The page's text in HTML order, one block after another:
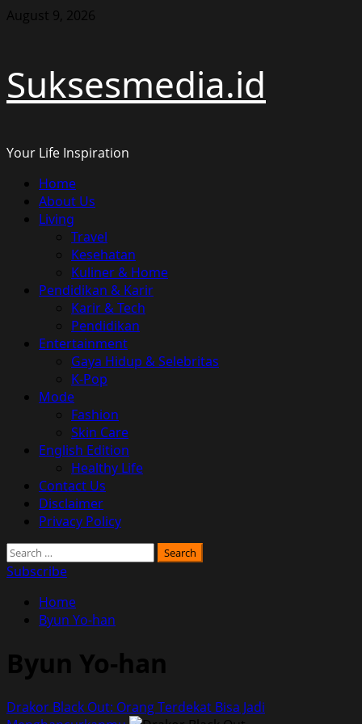
Skip
August 9, 2026
Suksesmedia.id
Your Life Inspiration
Primary
Menu
Home
About Us
Living
Travel
Kesehatan
Kuliner & Home
Pendidikan & Karir
Karir & Tech
Pendidikan
Entertainment
Gaya Hidup & Selebritas
K-Pop
Mode
Fashion
Skin Care
English Edition
Healthy Life
Contact Us
Disclaimer
Privacy Policy
Search
for:
Subscribe
Home
Byun Yo-han
Byun Yo-han
Drakor Black Out: Orang Terdekat Bisa Jadi